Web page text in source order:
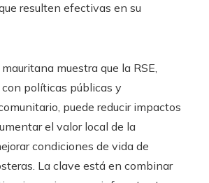
resulten efectivas en su
muestra que la RSE,
políticas públicas y
puede reducir impactos
el valor local de la
condiciones de vida de
La clave está en combinar